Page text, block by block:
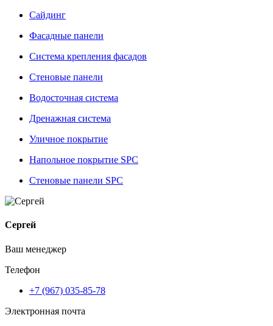
Сайдинг
Фасадные панели
Система крепления фасадов
Стеновые панели
Водосточная система
Дренажная система
Уличное покрытие
Напольное покрытие SPC
Стеновые панели SPC
Сергей
Ваш менеджер
Телефон
+7 (967) 035-85-78
Электронная почта